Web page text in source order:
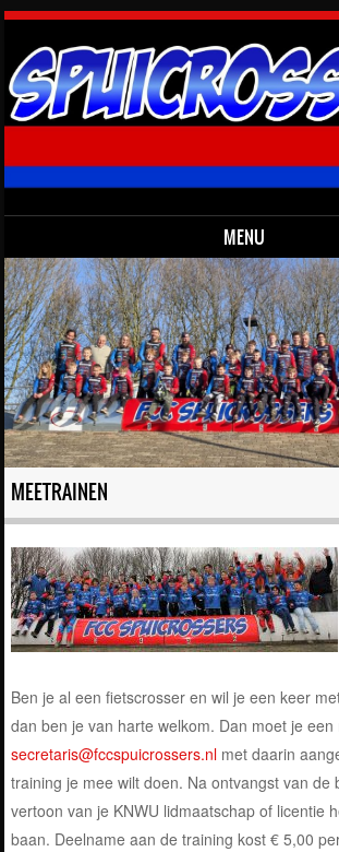
MENU
Skip to content
MEETRAINEN
Ben je al een fietscrosser en wil je een keer
dan ben je van harte welkom. Dan moet je
secretaris@fccspuicrossers.nl met daarin
training je mee wilt doen. Na ontvangst van de
vertoon van je KNWU lidmaatschap of licentie
baan. Deelname aan de training kost € 5,00